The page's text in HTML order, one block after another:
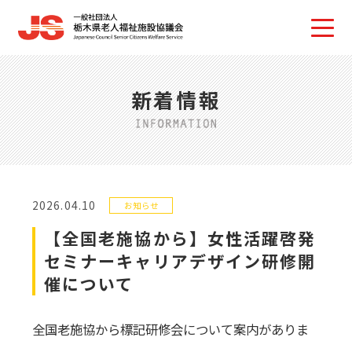
新着情報
2026.04.10 お知らせ
【全国老施協から】女性活躍啓発
セミナーキャリアデザイン研修開
催について
全国老施協から標記研修会について案内がありま